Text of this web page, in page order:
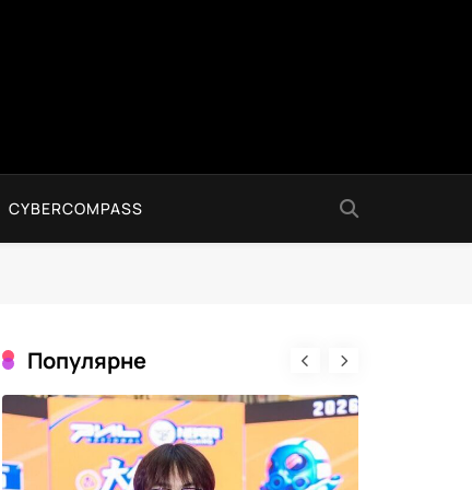
CYBERCOMPASS
Популярне